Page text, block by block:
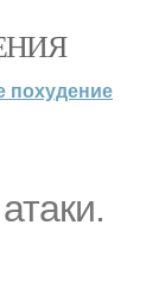
похудение